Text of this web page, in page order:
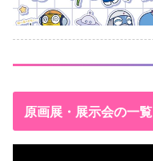
原画展・展示会の一覧